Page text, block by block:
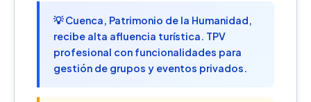
💡 Cuenca, Patrimonio de la Humanidad,
recibe alta afluencia turística. TPV
profesional con funcionalidades para
gestión de grupos y eventos privados.